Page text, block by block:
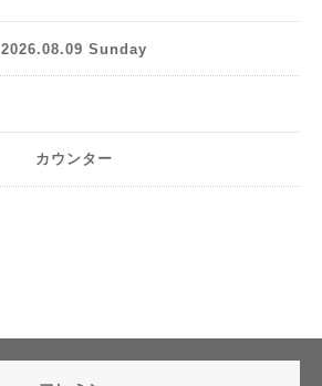
2026.08.09 Sunday
カウンター